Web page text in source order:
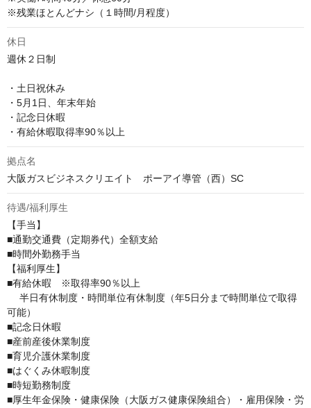
※残業ほとんどナシ（１時間/月程度）
休日
週休２日制
・土日祝休み
・5月1日、年末年始
・記念日休暇
・有給休暇取得率90％以上
拠点名
大阪ガスビジネスクリエイト　ポーアイ導管（西）SC
待遇/福利厚生
【手当】
■通勤交通費（定期券代）全額支給
■時間外勤務手当
【福利厚生】
■有給休暇　※取得率90％以上
半日有休制度・時間単位有休制度（年5日分まで時間単位で取得
可能）
■記念日休暇
■産前産後休業制度
■育児介護休業制度
■はぐくみ休暇制度
■時短勤務制度
■厚生年金保険・健康保険（大阪ガス健康保険組合）・雇用保険・労